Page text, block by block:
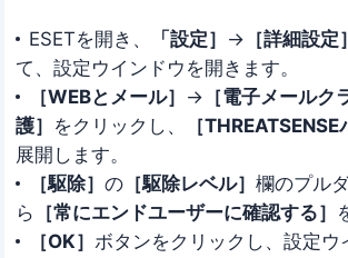
ESETを開き、 「設定］ → ［詳細設定］
て、設定ウインドウを開きます。
［WEBとメール］ → ［電子メールク
護］ をクリックし、 ［THREATSENSE
展開します。
［駆除］ の［駆除レベル］ 欄のプル
ら
［常にエンドユーザーに確認する］
［OK］ ボタンをクリックし、設定ウ